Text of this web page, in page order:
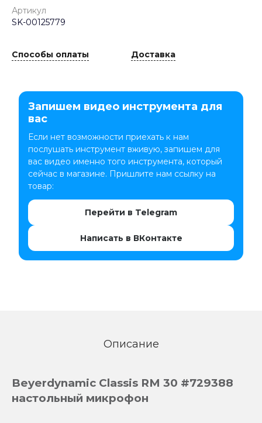
Артикул
SK-00125779
Способы оплаты Доставка
Запишем видео инструмента для
вас
Если нет возможности приехать к нам
послушать инструмент вживую, запишем для
вас видео именно того инструмента, который
сейчас в магазине. Пришлите нам ссылку на
товар:
Перейти в Telegram
Написать в ВКонтакте
Описание
Beyerdynamic Classis RM 30 #729388
настольный микрофон